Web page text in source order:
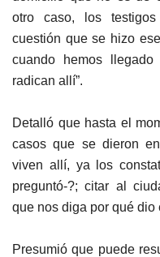
otro caso, los
cuestión que se hizo
cuando hemos
radican allí”.
Detalló que hasta el
casos que se dieron
viven allí, ya los
preguntó-?; citar al
que nos diga por qué dio
Presumió que puede